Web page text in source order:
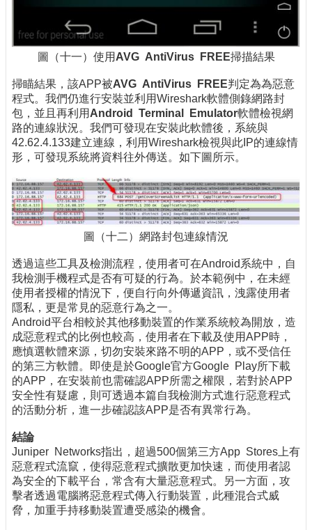
圖（十一）使用 AVG AntiVirus FREE掃描結果
掃瞄結果，該APP被AVG AntiVirus FREE判定為為惡意
程式。我們仍進行安裝並利用Wireshark軟體側錄網路封
包，並且再利用 Android Terminal Emulator軟體檢視網
路的連線狀況。我們可發現在安裝此軟體後，系統與
42.62.4.133建立連線，利用Wireshark檢視與此IP的連線情
形，可發現系統將資料往外傳送。如下圖所示。
圖（十二）網路封包連線情況
透過這些工具及檢測流程，使用者可在Android系統中，自
我檢測手機程式是否有可疑的行為。於本範例中，在未經
使用者授權的情況下，便自行向外傳遞資訊，洩露使用者
隱私，更是常見的惡意行為之一。
Android平台相較於其他移動裝置的作業系統較為開放，造
成惡意程式的比例也較高，使用者在下載及使用APP時，
應慎選軟體來源，切勿安裝來路不明的APP，或不受信任
的第三方軟體。即使是於Google官方Google Play所下載
的APP，在安裝前也需確認APP所需之權限，若對於APP
安全性有疑慮，則可透過本篇自我檢測方式進行惡意程式
的活動分析，進一步確認該APP是否有異常行為。
結論
Juniper Networks指出，超過500個第三方App Stores上有
惡意程式流竄，使得惡意程式擴散更加快速，而使用者認
為安全的下載平台，常含有大量惡意程式。另一方面，攻
擊者透過電腦將惡意程式傳入行動裝置，此種混合式威
脅，加重手持移動裝置遭受感染的機會。